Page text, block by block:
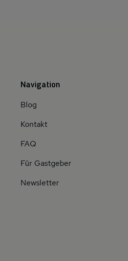
Navigation
Blog
Kontakt
FAQ
Für Gastgeber
Newsletter